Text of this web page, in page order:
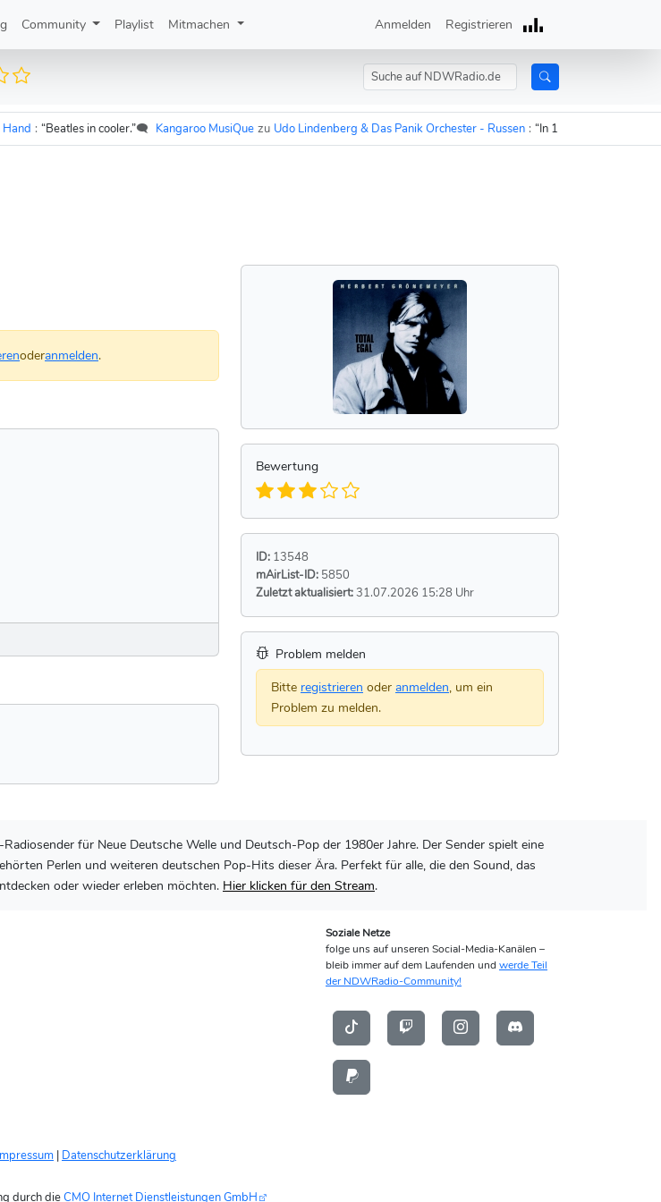
Community Playlist Mitmachen Anmelden Registrieren
: “Beatles in cooler.”🗨️ Kangaroo MusiQue zu Udo Lindenberg & Das Panik Orchester - Russen : “In 15 Minuten sind die
oderanmelden.
Bewertung
ID: 13548
mAirList-ID: 5850
Zuletzt aktualisiert:31.07.2026 15:28 Uhr
Problem melden
Bitte registrieren oder anmelden, um ein
Problem zu melden.
für Neue Deutsche Welle und Deutsch-Pop der 1980er Jahre. Der Sender spielt eine
Perlen und weiteren deutschen Pop-Hits dieser Ära. Perfekt für alle, die den Sound, das
oder wieder erleben möchten. Hier klicken für den Stream.
Soziale Netze
folge uns auf unseren Social-Media-Kanälen –
bleib immer auf dem Laufenden und werde Teil
der NDWRadio-Community!
| Datenschutzerklärung
durch dieCMO Internet Dienstleistungen GmbH